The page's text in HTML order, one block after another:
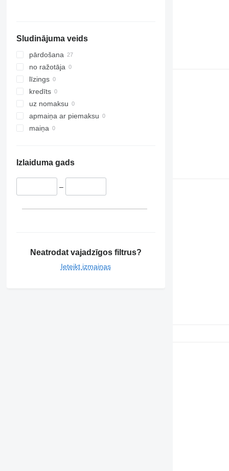
Sludinājuma veids
pārdošana
no ražotāja
līzings
kredīts
uz nomaksu
apmaiņa ar piemaksu
maiņa
Izlaiduma gads
–
Neatrodat vajadzīgos filtrus?
Ieteikt izmaiņas